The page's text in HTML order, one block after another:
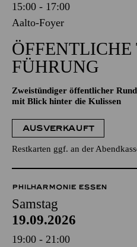
15:00 - 17:00
Aalto-Foyer
FÜHRUNG
Zweistündiger öffentlicher
mit Blick hinter die Kulissen
AUSVERKAUFT
Restkarten ggf. an der
PHILHARMONIE ESSEN
Samstag
19.09.2026
19:00 - 21:00